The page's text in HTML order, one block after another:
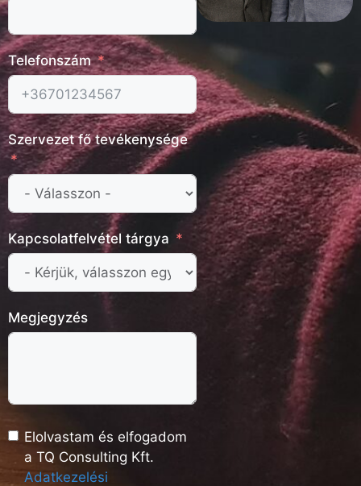
Telefonszám
Szervezet fő tevékenysége
Kapcsolatfelvétel tárgya
Megjegyzés
Elolvastam és elfogadom
a TQ Consulting Kft.
Adatkezelési